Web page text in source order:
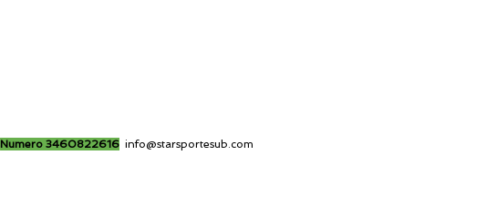
Numero 3460822616 info@starsportesub.com